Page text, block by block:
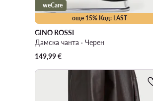
още 15% Код: LAST
weCare
GINO ROSSI
Дамска чанта · Черен
149,99€